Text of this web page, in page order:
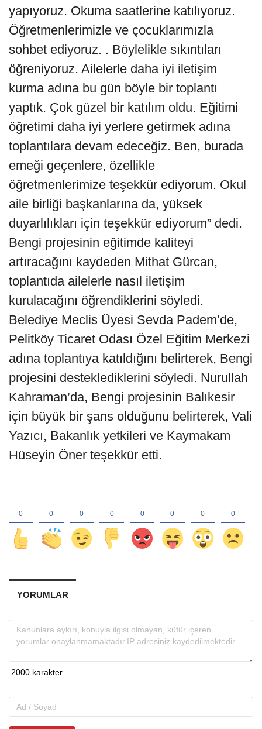
yapıyoruz. Okuma saatlerine katılıyoruz.
Öğretmenlerimizle ve çocuklarımızla
sohbet ediyoruz. . Böylelikle sıkıntıları
öğreniyoruz. Ailelerle daha iyi iletişim
kurma adına bu gün böyle bir toplantı
yaptık. Çok güzel bir katılım oldu. Eğitimi
öğretimi daha iyi yerlere getirmek adına
toplantılara devam edeceğiz. Ben, burada
emeği geçenlere, özellikle
öğretmenlerimize teşekkür ediyorum. Okul
aile birliği başkanlarına da, yüksek
duyarlılıkları için teşekkür ediyorum” dedi.
Bengi projesinin eğitimde kaliteyi
artıracağını kaydeden Mithat Gürcan,
toplantıda ailelerle nasıl iletişim
kurulacağını öğrendiklerini söyledi.
Belediye Meclis Üyesi Sevda Padem’de,
Pelitköy Ticaret Odası Özel Eğitim Merkezi
adına toplantıya katıldığını belirterek, Bengi
projesini desteklediklerini söyledi. Nurullah
Kahraman’da, Bengi projesinin Balıkesir
için büyük bir şans olduğunu belirterek, Vali
Yazıcı, Bakanlık yetkileri ve Kaymakam
Hüseyin Öner teşekkür etti.
YORUMLAR